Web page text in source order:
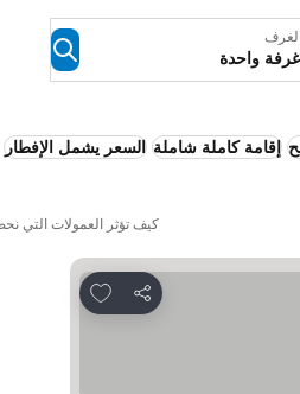
غرفة واحدة
إقامة كاملة شاملة السعر يشمل الإفطار
كيف تؤثر العمولات التي
مشاركة
Add to favorites